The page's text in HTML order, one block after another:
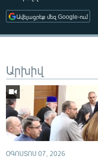
ՁԳՏԵԼՈՎ ԼԱՎԱԳՈՒՅՆԻՆ
English
Русский
ՀԵՏԵՎԵՔ ՄԵԶ
Ավելացրեք մեզ Google-ում
Արխիվ
ՕԳՈՍՏՈՍ 07, 2026